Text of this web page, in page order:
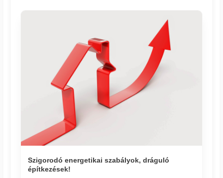
Szigorodó energetikai szabályok, dráguló
építkezések!